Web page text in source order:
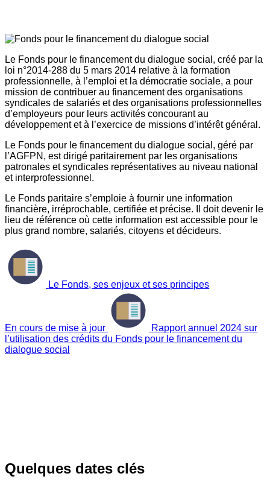
Le Fonds pour le financement du dialogue social, créé par la
loi n°2014-288 du 5 mars 2014 relative à la formation
professionnelle, à l’emploi et la démocratie sociale, a pour
mission de contribuer au financement des organisations
syndicales de salariés et des organisations professionnelles
d’employeurs pour leurs activités concourant au
développement et à l’exercice de missions d’intérêt général.
Le Fonds pour le financement du dialogue social, géré par
l’AGFPN, est dirigé paritairement par les organisations
patronales et syndicales représentatives au niveau national
et interprofessionnel.
Le Fonds paritaire s’emploie à fournir une information
financière, irréprochable, certifiée et précise. Il doit devenir le
lieu de référence où cette information est accessible pour le
plus grand nombre, salariés, citoyens et décideurs.
Le Fonds, ses enjeux et ses principes
En cours de mise à jour
Rapport annuel 2024 sur
l’utilisation des crédits du Fonds pour le financement du
dialogue social
Quelques dates clés